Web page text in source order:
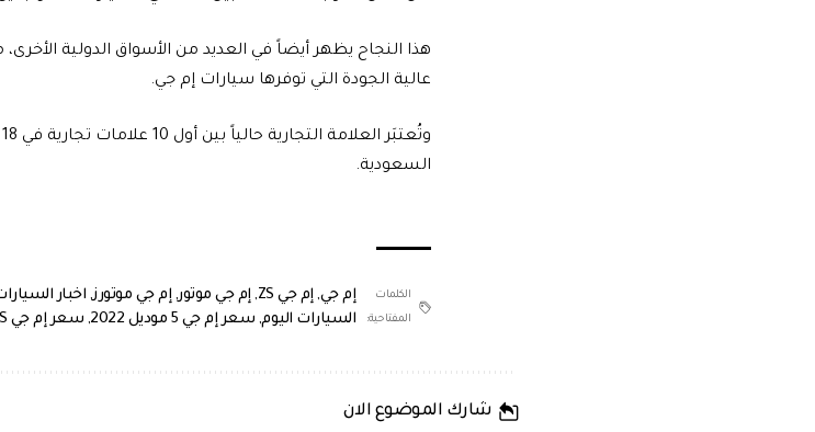
هذا النجاح يظهر أيضاً في العديد من الأسواق الدولية
عالية الجودة التي توفرها سيارات إم جي.
السعودية.
الكلمات
المفتاحية:
إم جي, إم جي ZS , إم جي موتور, إم جي موتورز, اخبار
السيارات اليوم, سعر إم جي 5 موديل 2022 , سعر إم جي ZS موديل 2022
شارك الموضوع الان